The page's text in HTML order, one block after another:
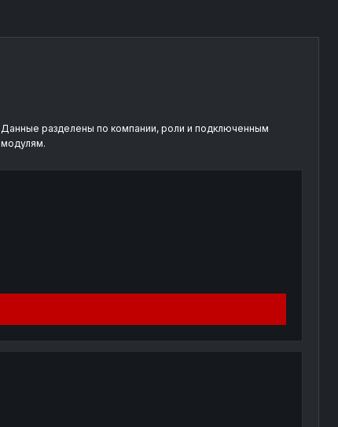
Данные разделены по компании, роли и подключенным
модулям.